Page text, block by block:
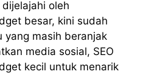
oleh
besar, kini sudah
yang masih beranjak
media sosial, SEO
kecil untuk menarik